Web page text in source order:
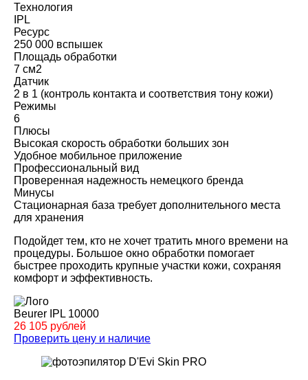
Технология
IPL
Ресурс
250 000 вспышек
Площадь обработки
7 см2
Датчик
2 в 1 (контроль контакта и соответствия тону кожи)
Режимы
6
Плюсы
Высокая скорость обработки больших зон
Удобное мобильное приложение
Профессиональный вид
Проверенная надежность немецкого бренда
Минусы
Стационарная база требует дополнительного места
для хранения
Подойдет тем, кто не хочет тратить много времени на
процедуры. Большое окно обработки помогает
быстрее проходить крупные участки кожи, сохраняя
комфорт и эффективность.
Beurer IPL 10000
26 105 рублей
Проверить цену и наличие